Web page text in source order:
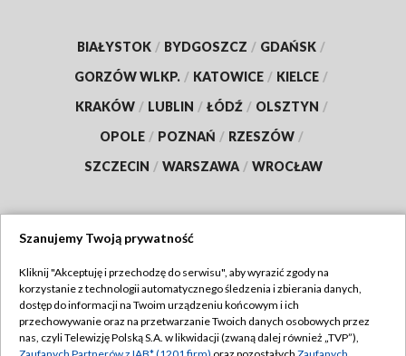
BIAŁYSTOK / BYDGOSZCZ / GDAŃSK /
GORZÓW WLKP. / KATOWICE / KIELCE /
KRAKÓW / LUBLIN / ŁÓDŹ / OLSZTYN /
OPOLE / POZNAŃ / RZESZÓW /
SZCZECIN / WARSZAWA / WROCŁAW
TVP
Abonament TVP
Emisja w TVP
Regulamin TVP
Szanujemy Twoją prywatność
Kliknij "Akceptuję i przechodzę do serwisu", aby wyrazić zgody na
korzystanie z technologii automatycznego śledzenia i zbierania danych,
dostęp do informacji na Twoim urządzeniu końcowym i ich
przechowywanie oraz na przetwarzanie Twoich danych osobowych przez
nas, czyli Telewizję Polską S.A. w likwidacji (zwaną dalej również „TVP”),